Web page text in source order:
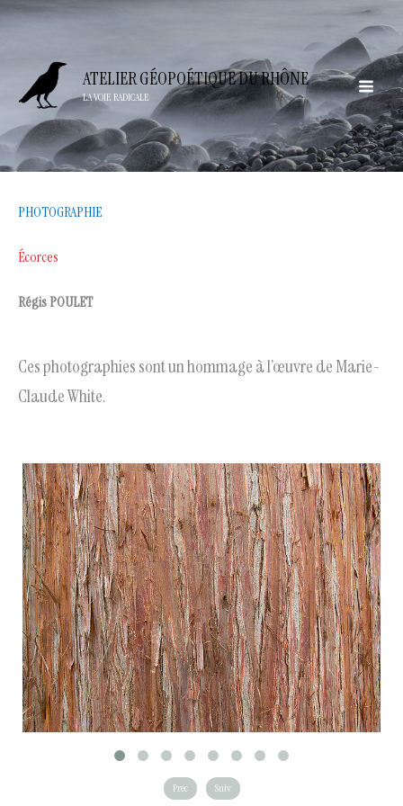
Aller
ATELIER GÉOPOÉTIQUE DU RHÔNE
LA VOIE RADICALE
PHOTOGRAPHIE
Écorces
Régis POULET
Ces photographies sont un hommage à l’œuvre de Marie-
Claude White.
Prec Suiv